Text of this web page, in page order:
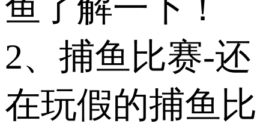
鱼了解一下！
2、捕鱼比赛-还
在玩假的捕鱼比